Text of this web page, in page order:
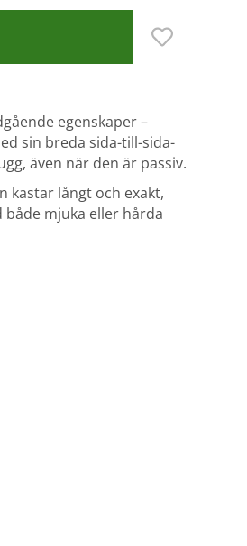
egenskaper –
sin breda sida-till-sida-
även när den är passiv.
kastar långt och exakt,
både mjuka eller hårda